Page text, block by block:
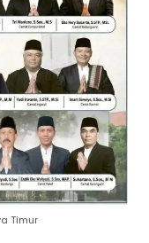
Timur